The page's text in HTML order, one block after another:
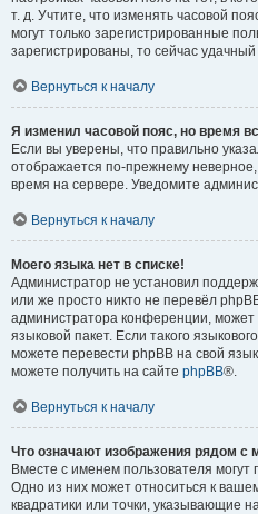
т. д. Учтите, что изменять часовой
могут только зарегистрированные
зарегистрированы, то сейчас
Вернуться к началу
Я изменил часовой пояс, но время
Если вы уверены, что правильно
отображается по-прежнему
время на сервере. Уведомите
Вернуться к началу
Моего языка нет в списке!
Администратор не установил
или же просто никто не перевёл
администратора конференции,
языковой пакет. Если такого
можете перевести phpBB на свой
можете получить на сайте phpBB®.
Вернуться к началу
Что означают изображения рядом с
Вместе с именем пользователя могут
Одно из них может относиться к
квадратики или точки, указывающие